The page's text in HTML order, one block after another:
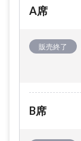
A席
販売終了
B席